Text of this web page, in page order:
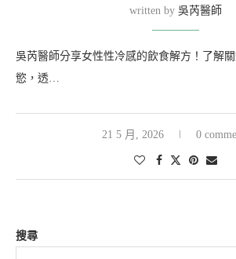
written by 吳芮醫師
吳芮醫師分享女性性冷感的飲食解方！了解
慾，透…
21 5 月, 2026 0
搜尋